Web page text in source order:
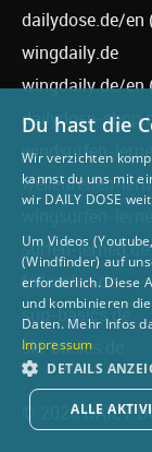
dailydose.de/en
wingdaily.de
wingdaily.de/en
dailydose-
windsurfen-
wellenreiten-
surfen-lernen.de
foilsurfen.de
sup-basics.de
ski-basics.de
© 2026 DAILY
Du hast die
Wir verzichten
kannst du uns mit
wir DAILY DOSE
Um Videos
(Windfinder) auf
erforderlich. Diese
und kombinieren
Daten. Mehr Infos
Impressum
DETAILS
ALLE